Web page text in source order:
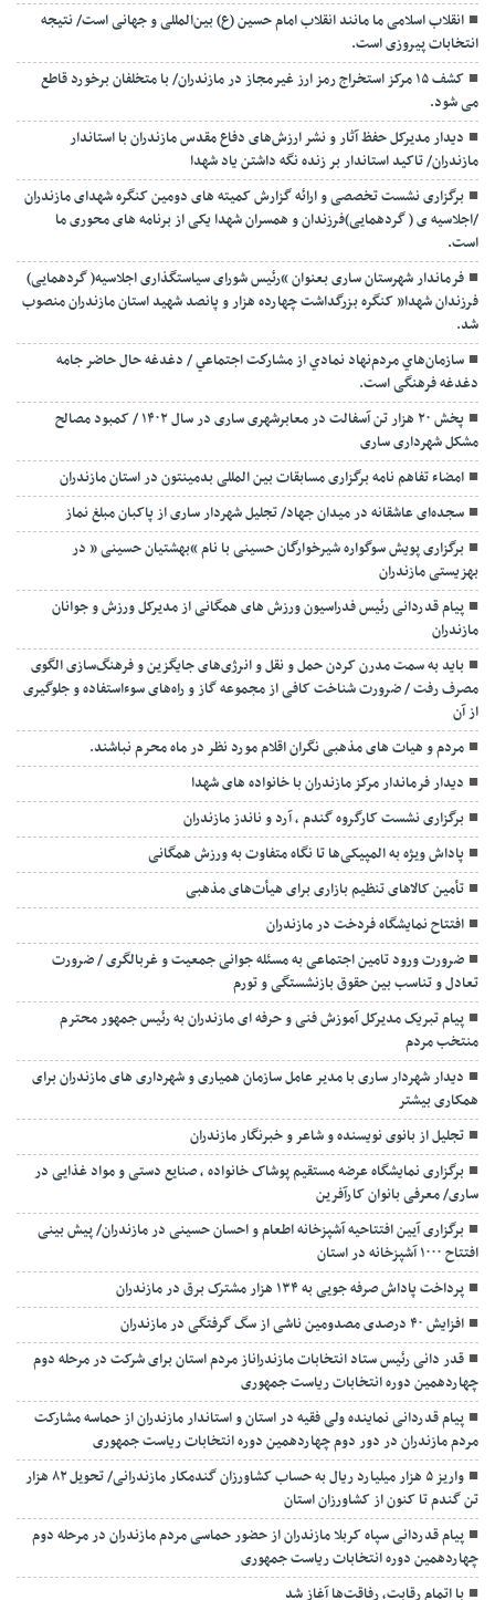
انقلاب اسلامی ما مانند انقلاب امام حسین (ع) بین‌المللی و جهانی است/ نتیجه
انتخابات پیروزی است.
کشف ۱۵ مرکز استخراج رمز ارز غیرمجاز در مازندران/ با متخلفان برخورد قاطع
می شود.
دیدار مدیرکل حفظ آثار و نشر ارزش‌های دفاع مقدس مازندران با استاندار
مازندران/ تاکید استاندار بر زنده نگه داشتن یاد شهدا
برگزاری نشست تخصصی و ارائه گزارش کمیته های دومین کنگره شهدای مازندران
/اجلاسیه ی ( گردهمایی)فرزندان و همسران شهدا یکی از برنامه های محوری ما
است.
فرماندار شهرستان ساری بعنوان “رئیس شورای سیاستگذاری اجلاسیه( گردهمایی)
فرزندان شهدا” کنگره بزرگداشت چهارده هزار و پانصد شهید استان مازندران منصوب
شد.
سازمان‌هاي مردم‌نهاد نمادي از مشاركت اجتماعي / دغدغه حال حاضر جامه
دغدغه فرهنگی است.
پخش ۲۰ هزار تن آسفالت در معابرشهری ساری در سال ۱۴۰۲ / کمبود مصالح
مشکل شهرداری ساری
امضاء تفاهم نامه برگزاری مسابقات بین المللی بدمینتون در استان مازندران
سجده‌ای عاشقانه در میدان جهاد/ تجلیل شهردار ساری از پاکبان مبلغ نماز
برگزاری پویش سوگواره شیرخوارگان حسینی با نام “بهشتیان حسینی ” در
بهزیستی مازندران
پیام قدردانی رئیس فدراسیون ورزش های همگانی از مدیرکل ورزش و جوانان
مازندران
باید به سمت مدرن کردن حمل و نقل و انرژی‌های جایگزین و فرهنگ‌سازی الگوی
مصرف رفت / ضرورت شناخت کافی از مجموعه گاز و راه‌های سوءاستفاده و جلوگیری
از آن
مردم و هیات های مذهبی نگران اقلام مورد نظر در ماه محرم نباشند.
دیدار فرماندار مرکز مازندران با خانواده های شهدا
برگزاری نشست کارگروه گندم ، آرد و ناندز مازندران
پاداش ویژه به المپیکی‌ها تا نگاه متفاوت به ورزش همگانی
تأمین کالاهای تنظیم بازاری برای هیأت‌های مذهبی
افتتاح نمایشگاه فردخت در مازندران
ضرورت ورود تامین اجتماعی به مسئله جوانی جمعیت و غربالگری / ضرورت
تعادل و تناسب بین حقوق بازنشستگی و تورم
پیام تبریک مدیرکل آموزش فنی و حرفه ای مازندران به رئیس جمهور محترم
منتخب مردم
دیدار شهردار ساری با مدیر عامل سازمان همیاری و شهرداری های مازندران برای
همکاری بیشتر
تجلیل از بانوی نویسنده و شاعر و خبرنگار مازندران
برگزاری نمایشگاه عرضه مستقیم پوشاک خانواده ، صنایع دستی و مواد غذایی در
ساری/ معرفی بانوان کارآفرین
برگزاری آیین افتتاحیه آشپزخانه اطعام و احسان حسینی در مازندران/ پیش بینی
افتتاح ۱۰۰۰ آشپزخانه در استان
پرداخت پاداش صرفه جویی به ۱۳۴ هزار مشترک برق در مازندران
افزایش ۴۰ درصدی مصدومین ناشی از سگ گرفتگی در مازندران
قدر دانی رئیس ستاد انتخابات مازندراناز مردم استان برای شرکت در مرحله دوم
چهاردهمین دوره انتخابات ریاست جمهوری
پیام قدردانی نماینده ولی فقیه در استان و استاندار مازندران از حماسه مشارکت
مردم مازندران در دور دوم چهاردهمین دوره انتخابات ریاست جمهوری
واریز ۵ هزار میلیارد ریال به حساب کشاورزان گندمکار مازندرانی/ تحویل ۸۲ هزار
تن گندم تا کنون از کشاورزان استان
پیام قدردانی سپاه کربلا مازندران از حضور حماسی مردم مازندران در مرحله دوم
چهاردهمین دوره انتخابات ریاست جمهوری
با اتمام رقابت، رفاقت‌ها آغاز شد